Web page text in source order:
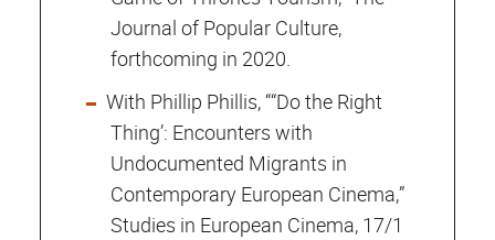
Journal of Popular Culture,
forthcoming in 2020.
With Phillip Phillis, ““Do the Right
Thing’: Encounters with
Undocumented Migrants in
Contemporary European Cinema,”
Studies in European Cinema, 17/1